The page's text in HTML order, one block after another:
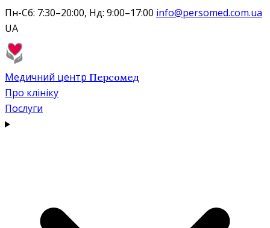
Пн-Сб: 7:30–20:00, Нд: 9:00–17:00 info@persomed.com.ua
UA
Медичний центр Персомед
Про клініку
Послуги